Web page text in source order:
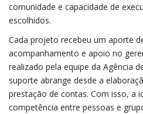
comunidade e capacidade de
escolhidos.
Cada projeto recebeu um aporte
acompanhamento e apoio no
realizado pela equipe da Agência
suporte abrange desde a
prestação de contas. Com isso, a
competência entre pessoas e